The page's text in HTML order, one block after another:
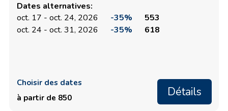
Dates alternatives:
oct. 17 - oct. 24, 2026
-35%
553
oct. 24 - oct. 31, 2026
-35% 618
Choisir des dates
à partir de 850
Détails